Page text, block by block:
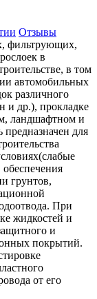
Отзывы
фильтрующих,
в
в том
автомобильных
различного
и др.), прокладке
ландшафтном и
предназначен для
грунтов,
При
жидкостей и
и
покрытий.
от его